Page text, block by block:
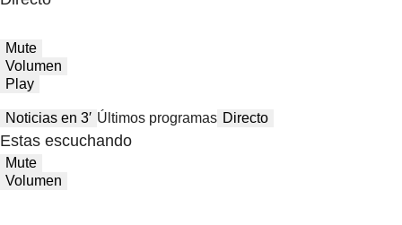
Mute
Volumen
Play
Noticias en 3′ Últimos programas Directo
Estas escuchando
Mute
Volumen